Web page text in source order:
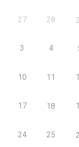
27 28
3 4
10 11
17 18
24 25